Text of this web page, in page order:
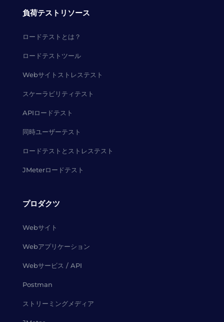
負荷テストリソース
ロードテストとは？
ロードテストツール
Webサイトストレステスト
スケーラビリティテスト
APIロードテスト
同時ユーザーテスト
ロードテストとストレステスト
JMeterロードテスト
プロダクツ
Webサイト
Webアプリケーション
Webサービス / API
Postman
ストリーミングメディア